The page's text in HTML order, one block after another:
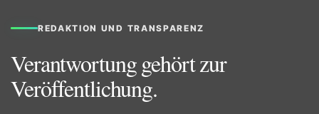
REDAKTION UND TRANSPARENZ
Verantwortung gehört zur
Veröffentlichung.